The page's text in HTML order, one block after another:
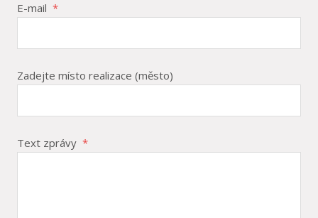
E-mail *
Zadejte místo realizace (město)
Text zprávy *